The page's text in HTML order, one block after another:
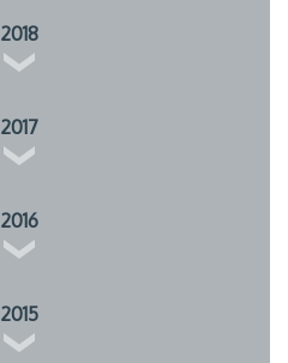
2018
2017
2016
2015